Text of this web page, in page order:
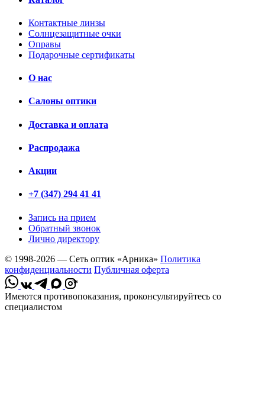
Контактные линзы
Солнцезащитные очки
Оправы
Подарочные сертификаты
О нас
Салоны оптики
Доставка и оплата
Распродажа
Акции
+7 (347) 294 41 41
Запись на прием
Обратный звонок
Лично директору
© 1998-2026 — Сеть оптик «Арника» Политика
конфиденциальности Публичная оферта
*
Имеются противопоказания, проконсультируйтесь со
специалистом